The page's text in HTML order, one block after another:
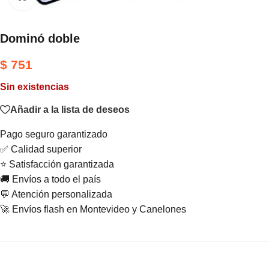
Dominó doble
$ 751
Sin existencias
Añadir a la lista de deseos
Pago seguro garantizado
✅ Calidad superior
⭐ Satisfacción garantizada
🚚 Envíos a todo el país
💬 Atención personalizada
🚀 Envíos flash en Montevideo y Canelones